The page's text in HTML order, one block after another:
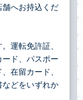
舗へお持込くだ
運転免許証、
ド、パスポー
在留カード、
どをいずれか